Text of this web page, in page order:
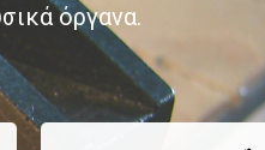
όργανα.